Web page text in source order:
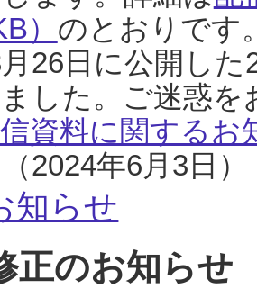
） のとおりです
26日に公開し
した。ご迷惑
資料に関するお
2024年6月3日）
知らせ
正のお知らせ